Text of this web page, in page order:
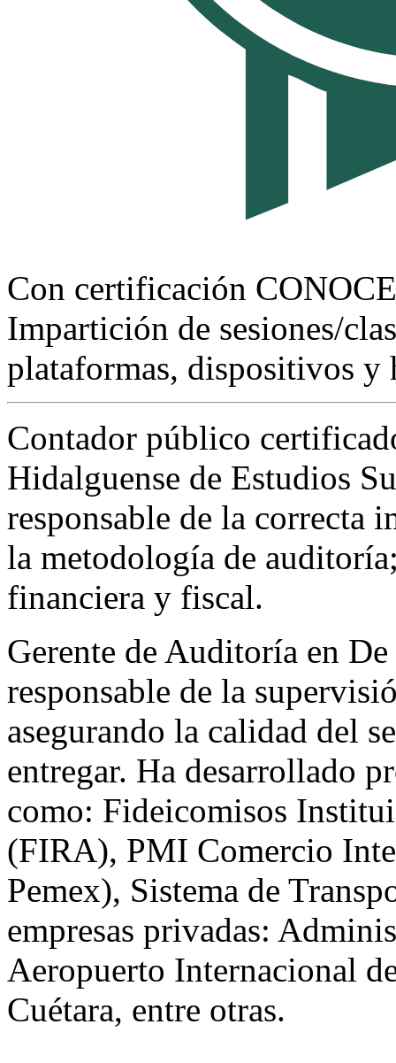
Con certificación
Impartición de sesiones/
plataformas, dispositivos y
Contador público
Hidalguense de Estudios
responsable de la correcta
la metodología de
financiera y fiscal.
Gerente de Auditoría en
responsable de la
asegurando la calidad del
entregar. Ha desarrollado
como: Fideicomisos
(FIRA), PMI Comercio
Pemex), Sistema de
empresas privadas:
Aeropuerto Internacional
Cuétara, entre otras.